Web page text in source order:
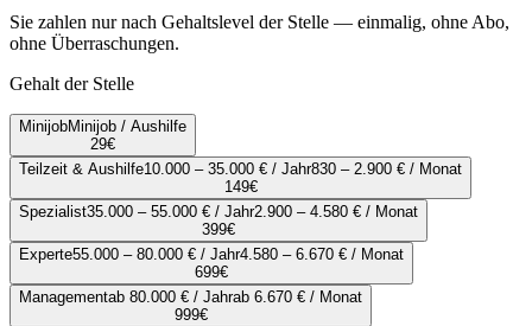
Sie zahlen nur nach Gehaltslevel der Stelle — einmalig, ohne Abo,
ohne Überraschungen.
Gehalt der Stelle
MinijobMinijob / Aushilfe
29€
Teilzeit & Aushilfe10.000 – 35.000 € / Jahr830 – 2.900 € / Monat
149€
Spezialist35.000 – 55.000 € / Jahr2.900 – 4.580 € / Monat
399€
Experte55.000 – 80.000 € / Jahr4.580 – 6.670 € / Monat
699€
Managementab 80.000 € / Jahrab 6.670 € / Monat
999€